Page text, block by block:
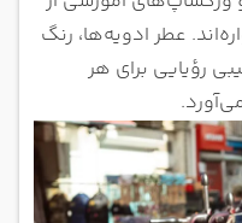
عطر ادویه‌ها، رنگ
رؤیایی برای هر